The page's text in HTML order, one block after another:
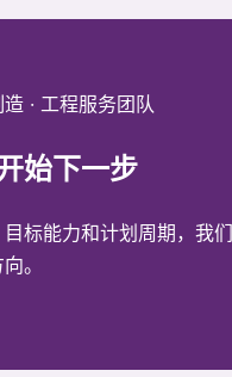
· 工程服务团队
始下一步
标能力和计划周期，我们
。